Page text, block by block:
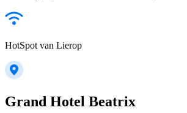
HotSpot van Lierop
Grand Hotel Beatrix